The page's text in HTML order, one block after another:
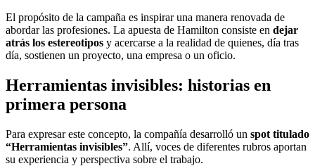
El propósito de la campaña es inspirar una manera renovada de
abordar las profesiones. La apuesta de Hamilton consiste en dejar
atrás los estereotipos y acercarse a la realidad de quienes, día tras
día, sostienen un proyecto, una empresa o un oficio.
Herramientas invisibles: historias en
primera persona
Para expresar este concepto, la compañía desarrolló un spot titulado
“Herramientas invisibles”. Allí, voces de diferentes rubros aportan
su experiencia y perspectiva sobre el trabajo.